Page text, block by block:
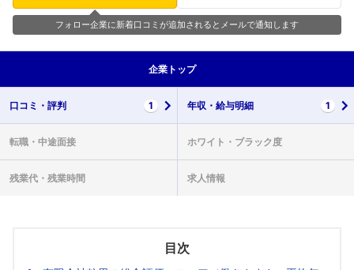
フォロー企業に新着口コミが追加されるとメールで通知します
企業 トップ
口コミ・ 評判 1 年収・ 給与明細 1
転職・ 中途面接 ホワイト・ ブラック度
残業代・ 残業時間 求人情報
目次